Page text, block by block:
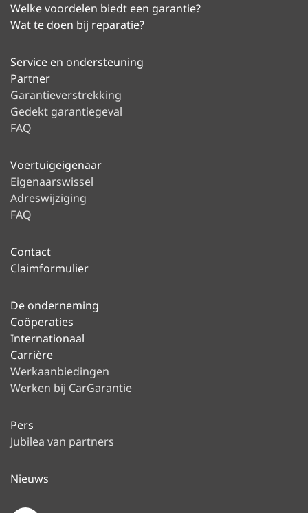
Welke voordelen biedt een garantie?
Wat te doen bij reparatie?
Service en ondersteuning
Partner
Garantieverstrekking
Gedekt garantiegeval
FAQ
Voertuigeigenaar
Eigenaarswissel
Adreswijziging
FAQ
Contact
Claimformulier
De onderneming
Coöperaties
Internationaal
Carrière
Werkaanbiedingen
Werken bij CarGarantie
Pers
Jubilea van partners
Nieuws